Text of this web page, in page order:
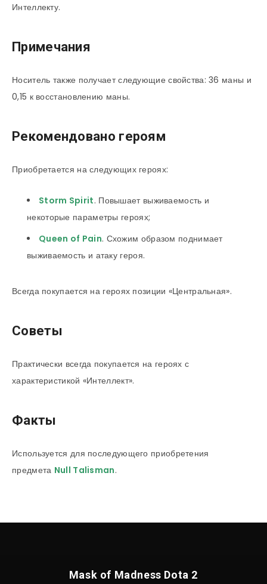
Интеллекту.
Примечания
Носитель также получает следующие свойства: 36 маны и
0,15 к восстановлению маны.
Рекомендовано героям
Приобретается на следующих героях:
Storm Spirit. Повышает выживаемость и
некоторые параметры героях;
Queen of Pain. Схожим образом поднимает
выживаемость и атаку героя.
Всегда покупается на героях позиции «Центральная».
Советы
Практически всегда покупается на героях с
характеристикой «Интеллект».
Факты
Используется для последующего приобретения
предмета Null Talisman.
Mask of Madness Dota 2